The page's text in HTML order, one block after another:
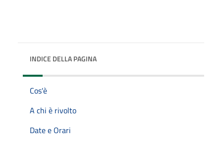
INDICE DELLA PAGINA
Cos'è
A chi è rivolto
Date e Orari